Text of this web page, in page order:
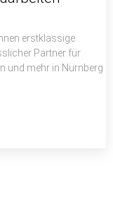
erstklassige
Partner für
und mehr in Nürnberg